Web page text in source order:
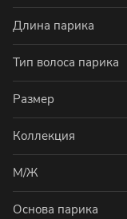
Длина парика
Тип волоса парика
Размер
Коллекция
М/Ж
Основа парика